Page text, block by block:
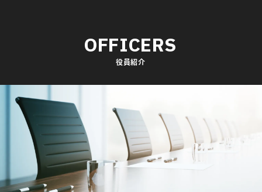
OFFICERS
役員紹介